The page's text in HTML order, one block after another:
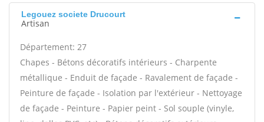
Legouez societe Drucourt
Artisan
Département: 27
Chapes - Bétons décoratifs intérieurs - Charpente
métallique - Enduit de façade - Ravalement de façade -
Peinture de façade - Isolation par l'extérieur - Nettoyage
de façade - Peinture - Papier peint - Sol souple (vinyle,